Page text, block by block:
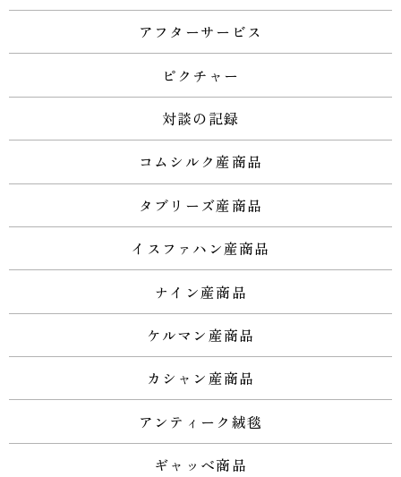
アフターサービス
ピクチャー
対談の記録
コムシルク産商品
タブリーズ産商品
イスファハン産商品
ナイン産商品
ケルマン産商品
カシャン産商品
アンティーク絨毯
ギャッベ商品